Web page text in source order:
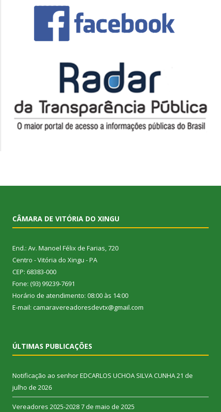
CÂMARA DE VITÓRIA DO XINGU
End.: Av. Manoel Félix de Farias, 720
Centro - Vitória do Xingu - PA
CEP: 68383-000
Fone: (93) 99239-7691
Horário de atendimento: 08:00 às 14:00
E-mail: camaravereadoresdevtx@gmail.com
ÚLTIMAS PUBLICAÇÕES
Notificação ao senhor EDCARLOS UCHOA SILVA CUNHA21 de
julho de 2026
Vereadores 2025-20287 de maio de 2025